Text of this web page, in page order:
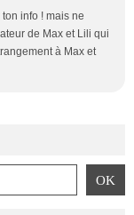
info ! mais ne
de Max et Lili qui
à Max et